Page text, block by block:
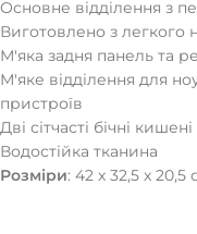
Основне відділення з
Виготовлено з легкого
М'яка задня панель та
М'яке відділення для
пристроїв
Дві сітчасті бічні
Водостійка тканина
Розміри: 42 x 32,5 x 20,5